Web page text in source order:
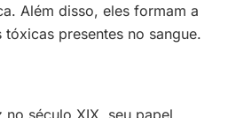
Além disso, eles formam a
presentes no sangue.
século XIX, seu papel